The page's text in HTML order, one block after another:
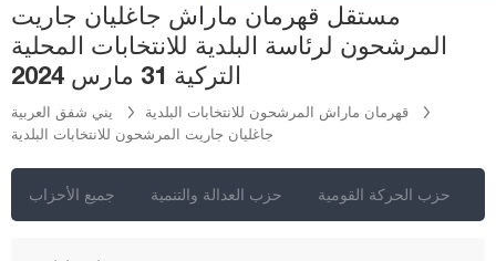
مستقل قهرمان ماراش جاغليان جاريت
المرشحون لرئاسة البلدية للانتخابات المحلية
التركية 31 مارس 2024
يني شفق العربية
قهرمان ماراش المرشحون للانتخابات البلدية
جاغليان جاريت المرشحون للانتخابات البلدية
جميع الأحزاب حزب العدالة والتنمية حزب الحركة القومية
غيراسون
كوموش خانة
هاكّاري
هطاي
إيسبارتا